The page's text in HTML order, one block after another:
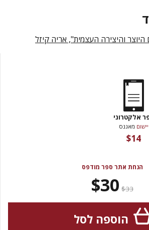
והיצירה העצמית", אריה קיזל
אלקטרוני
יישום מאגנס
$14
הנחת אתר ספר מודפס
$33
$30
הוספה לסל